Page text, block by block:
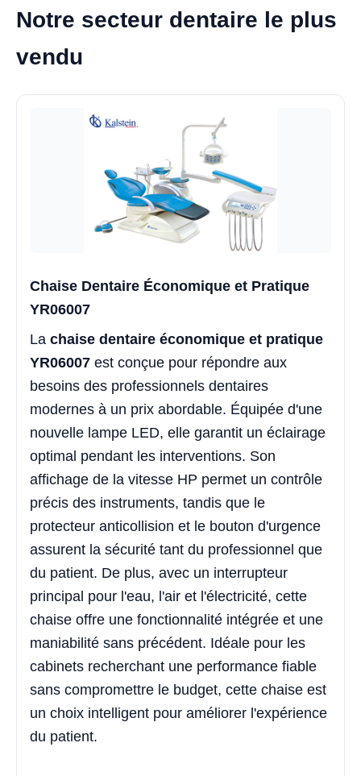
Notre secteur dentaire le plus
vendu
Chaise Dentaire Économique et Pratique
YR06007
La chaise dentaire économique et pratique
YR06007 est conçue pour répondre aux
besoins des professionnels dentaires
modernes à un prix abordable. Équipée d'une
nouvelle lampe LED, elle garantit un éclairage
optimal pendant les interventions. Son
affichage de la vitesse HP permet un contrôle
précis des instruments, tandis que le
protecteur anticollision et le bouton d'urgence
assurent la sécurité tant du professionnel que
du patient. De plus, avec un interrupteur
principal pour l'eau, l'air et l'électricité, cette
chaise offre une fonctionnalité intégrée et une
maniabilité sans précédent. Idéale pour les
cabinets recherchant une performance fiable
sans compromettre le budget, cette chaise est
un choix intelligent pour améliorer l'expérience
du patient.